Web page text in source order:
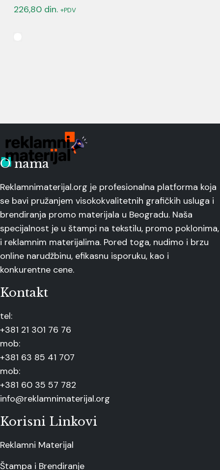
226,80 din. +PDV
O nama
Reklamnimaterijal.org je profesionalna platforma koja
se bavi pružanjem visokokvalitetnih grafičkih usluga i
brendiranja promo materijala u Beogradu. Naša
specijalnost je u štampi na tekstilu, promo poklonima,
i reklamnim materijalima. Pored toga, nudimo i brzu
online narudžbinu, efikasnu isporuku, kao i
konkurentne cene.
Kontakt
tel:
+381 21 301 76 76
mob:
+381 63 85 41 707
mob:
+381 60 35 57 782
info@reklamnimaterijal.org
Korisni Linkovi
Reklamni Materijal
Štampa i Brendiranje